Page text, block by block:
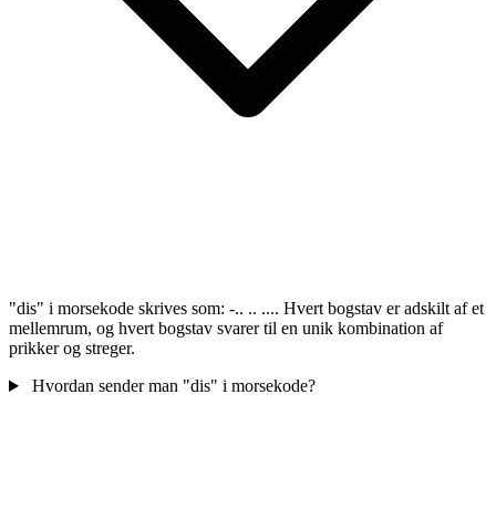
"dis" i morsekode skrives som: -.. .. .... Hvert bogstav er adskilt af et
mellemrum, og hvert bogstav svarer til en unik kombination af
prikker og streger.
Hvordan sender man "dis" i morsekode?